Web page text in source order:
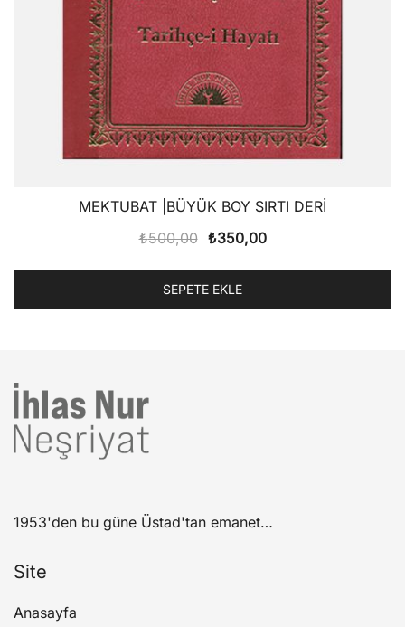
MEKTUBAT |BÜYÜK BOY SIRTI DERİ
₺500,00 Orijinal
₺500,00.
₺350,00Şu
₺350,00.
SEPETE EKLE
1953'den bu güne Üstad'tan emanet…
Site
Anasayfa